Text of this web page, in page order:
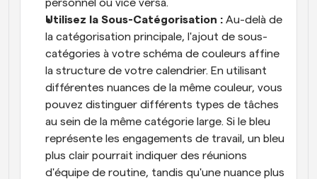
personnel ou vice versa.
Utilisez la Sous-Catégorisation : Au-delà de
la catégorisation principale, l'ajout de sous-
catégories à votre schéma de couleurs affine
la structure de votre calendrier. En utilisant
différentes nuances de la même couleur, vous
pouvez distinguer différents types de tâches
au sein de la même catégorie large. Si le bleu
représente les engagements de travail, un bleu
plus clair pourrait indiquer des réunions
d'équipe de routine, tandis qu'une nuance plus